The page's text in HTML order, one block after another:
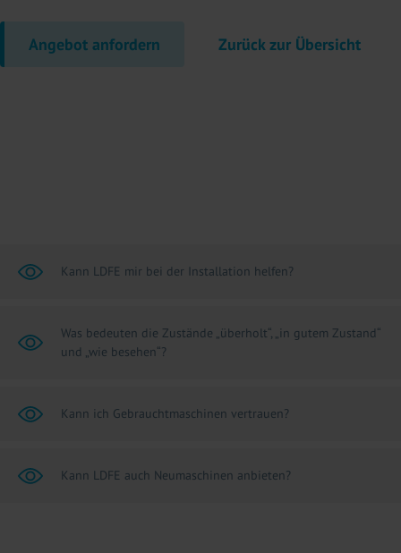
Angebot anfordern Zurück zur Übersicht
Kann LDFE mir bei der Installation helfen?
Was bedeuten die Zustände „überholt“, „in gutem Zustand“
und „wie besehen“?
Kann ich Gebrauchtmaschinen vertrauen?
Kann LDFE auch Neumaschinen anbieten?